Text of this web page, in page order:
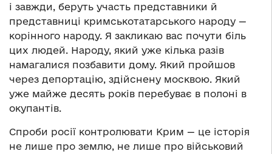
і завжди, беруть участь представники й
представниці кримськотатарського народу —
корінного народу. Я закликаю вас почути біль
цих людей. Народу, який уже кілька разів
намагалися позбавити дому. Який пройшов
через депортацію, здійснену москвою. Який
уже майже десять років перебуває в полоні в
окупантів.
Спроби росії контролювати Крим — це історія
не лише про землю, не лише про військовий